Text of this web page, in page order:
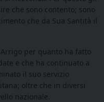
che sono contento; sono
che da Sua Santità il
per quanto ha fatto
e che ha continuato a
il suo servizio
oltre che in diversi
nazionale.